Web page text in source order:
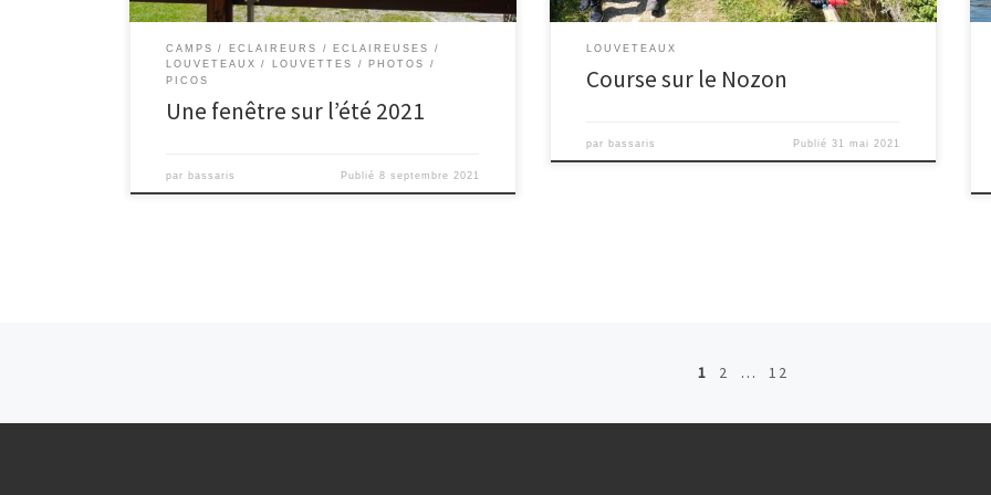
CAMPS ECLAIREURS
ECLAIREUSES
LOUVETEAUX
LOUVETTES
PHOTOS
PICOS
Une fenêtre sur l’été 2021
par bassaris Publié 8 septembre 2021
LOUVETEAUX
Course sur le Nozon
par bassaris Publié 31 mai 2021
1 2 … 12